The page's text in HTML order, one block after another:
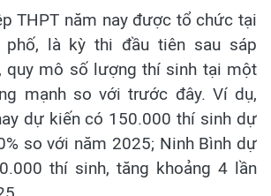
THPT năm nay được tổ chức tại
phố, là kỳ thi đầu tiên sau sáp
quy mô số lượng thí sinh tại một
mạnh so với trước đây. Ví dụ,
dự kiến có 150.000 thí sinh dự
so với năm 2025; Ninh Bình dự
thí sinh, tăng khoảng 4 lần